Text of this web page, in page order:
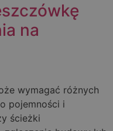
na
wymagać różnych
pojemności i
ścieżki